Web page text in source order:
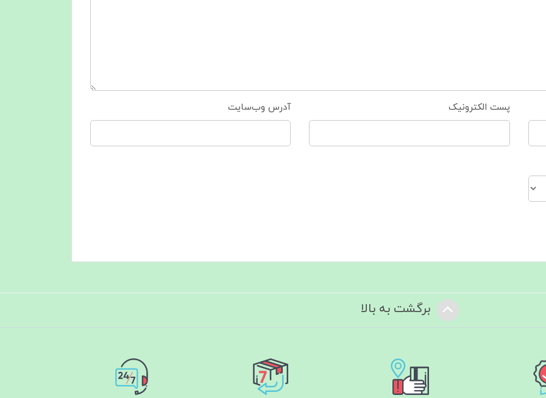
پست الکترونیک آدرس وب‌سایت
برگشت به بالا